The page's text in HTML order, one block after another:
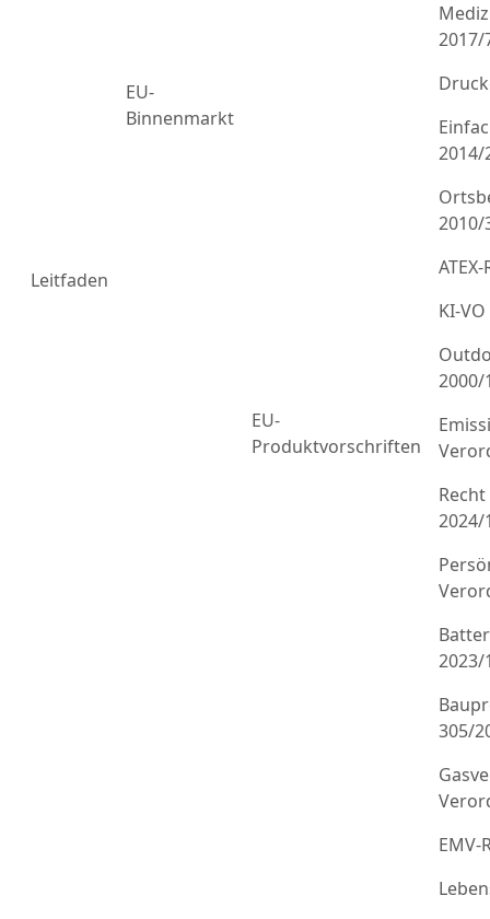
Leitfaden
EU-
Binnenmarkt
EU-
Produktvorschriften
2017/
2014/
2010/
KI-
2000/
2024/
2023/
305/
EMV-